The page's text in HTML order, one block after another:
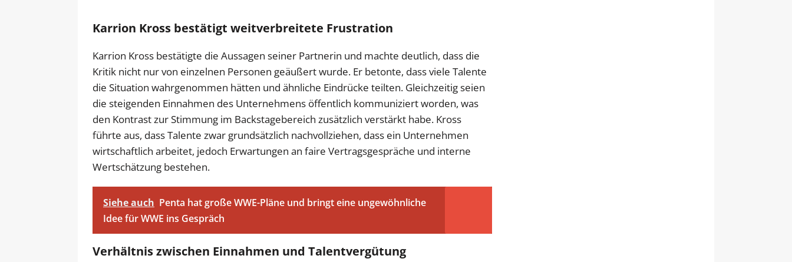
Karrion Kross bestätigt weitverbreitete Frustration
Karrion Kross bestätigte die Aussagen seiner Partnerin und machte deutlich, dass die
Kritik nicht nur von einzelnen Personen geäußert wurde. Er betonte, dass viele Talente
die Situation wahrgenommen hätten und ähnliche Eindrücke teilten. Gleichzeitig seien
die steigenden Einnahmen des Unternehmens öffentlich kommuniziert worden, was
den Kontrast zur Stimmung im Backstagebereich zusätzlich verstärkt habe. Kross
führte aus, dass Talente zwar grundsätzlich nachvollziehen, dass ein Unternehmen
wirtschaftlich arbeitet, jedoch Erwartungen an faire Vertragsgespräche und interne
Wertschätzung bestehen.
Siehe auch Penta hat große WWE-Pläne und bringt eine ungewöhnliche
Idee für WWE ins Gespräch
Verhältnis zwischen Einnahmen und Talentvergütung